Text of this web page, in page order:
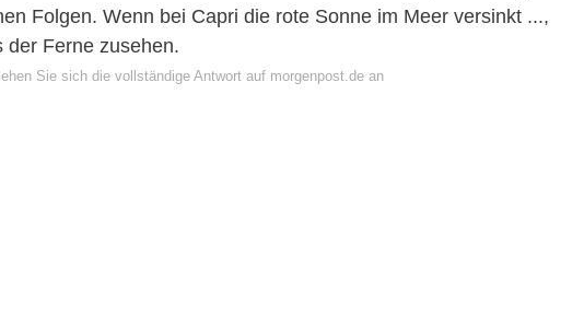
Folgen. Wenn bei Capri die rote Sonne im Meer versinkt ...,
der Ferne zusehen.
Sie sich die vollständige Antwort auf morgenpost.de an